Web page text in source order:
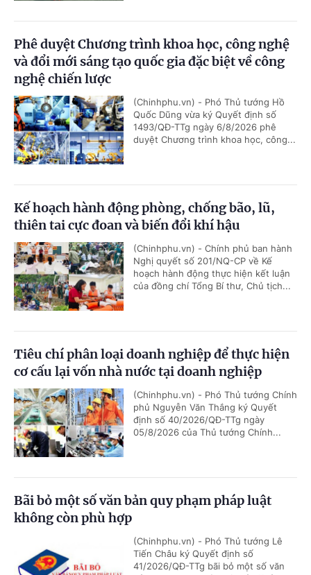
Phê duyệt Chương trình khoa học, công nghệ
và đổi mới sáng tạo quốc gia đặc biệt về công
nghệ chiến lược
(Chinhphu.vn) - Phó Thủ tướng Hồ
Quốc Dũng vừa ký Quyết định số
1493/QĐ-TTg ngày 6/8/2026 phê
duyệt Chương trình khoa học, công...
Kế hoạch hành động phòng, chống bão, lũ,
thiên tai cực đoan và biến đổi khí hậu
(Chinhphu.vn) - Chính phủ ban hành
Nghị quyết số 201/NQ-CP về Kế
hoạch hành động thực hiện kết luận
của đồng chí Tổng Bí thư, Chủ tịch...
Tiêu chí phân loại doanh nghiệp để thực hiện
cơ cấu lại vốn nhà nước tại doanh nghiệp
(Chinhphu.vn) - Phó Thủ tướng Chính
phủ Nguyễn Văn Thắng ký Quyết
định số 40/2026/QĐ-TTg ngày
05/8/2026 của Thủ tướng Chính...
Bãi bỏ một số văn bản quy phạm pháp luật
không còn phù hợp
(Chinhphu.vn) - Phó Thủ tướng Lê
Tiến Châu ký Quyết định số
41/2026/QĐ-TTg bãi bỏ một số văn